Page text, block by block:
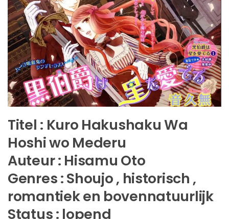
Titel : Kuro Hakushaku Wa
Hoshi wo Mederu
Auteur : Hisamu Oto
Genres : Shoujo , historisch ,
romantiek en bovennatuurlijk
Status : lopend